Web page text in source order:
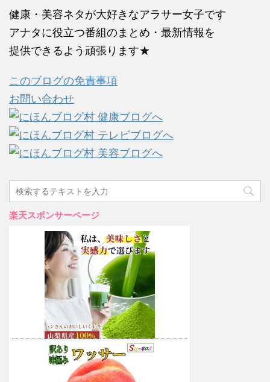
健康・美容ネタが大好きなアラサー女子です
アナタに役立つ番組のまとめ・最新情報を
提供できるよう頑張ります★
このブログの免責事項
お問い合わせ
楽天スポンサーページ